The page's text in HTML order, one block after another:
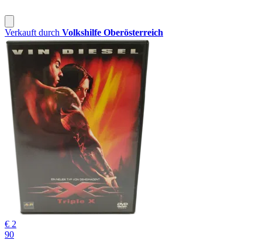
Verkauft durch Volkshilfe Oberösterreich
€ 2
90